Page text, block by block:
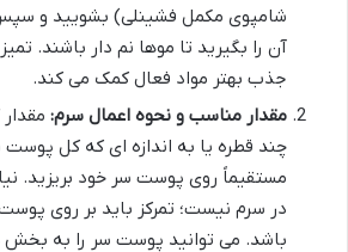
شامپوی مکمل فشینلی) بشویید و
آن را بگیرید تا موها نم دار باشند.
جذب بهتر مواد فعال کمک می کند.
مقدار مناسب و نحوه اعمال سرم:
چند قطره یا به اندازه ای که کل
مستقیماً روی پوست سر خود بریزید.
در سرم نیست؛ تمرکز باید بر روی
باشد. می توانید پوست سر را به